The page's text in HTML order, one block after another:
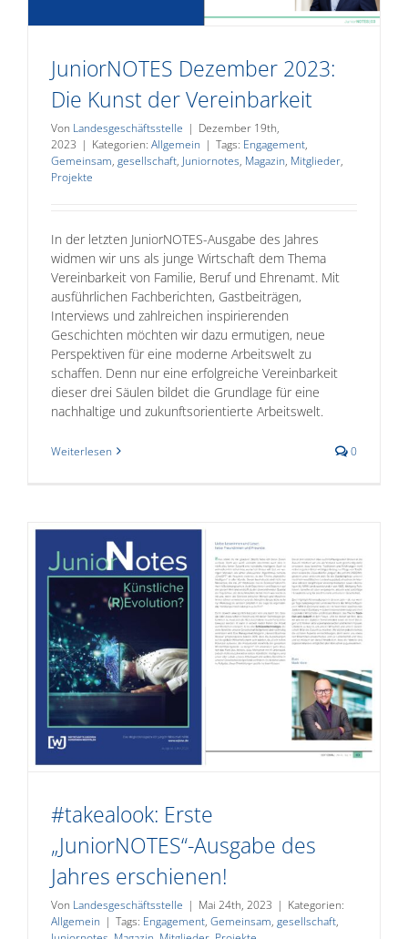
JuniorNOTES Dezember 2023:
Die Kunst der Vereinbarkeit
Von Landesgeschäftsstelle | Dezember 19th,
2023 | Kategorien: Allgemein | Tags: Engagement,
Gemeinsam, gesellschaft, Juniornotes, Magazin, Mitglieder,
Projekte
In der letzten JuniorNOTES-Ausgabe des Jahres
widmen wir uns als junge Wirtschaft dem Thema
Vereinbarkeit von Familie, Beruf und Ehrenamt. Mit
ausführlichen Fachberichten, Gastbeiträgen,
Interviews und zahlreichen inspirierenden
Geschichten möchten wir dazu ermutigen, neue
Perspektiven für eine moderne Arbeitswelt zu
schaffen. Denn nur eine erfolgreiche Vereinbarkeit
dieser drei Säulen bildet die Grundlage für eine
nachhaltige und zukunftsorientierte Arbeitswelt.
Weiterlesen 0
#takealook: Erste
„JuniorNOTES“-Ausgabe des
Jahres erschienen!
Von Landesgeschäftsstelle | Mai 24th, 2023 | Kategorien:
Allgemein | Tags: Engagement, Gemeinsam, gesellschaft,